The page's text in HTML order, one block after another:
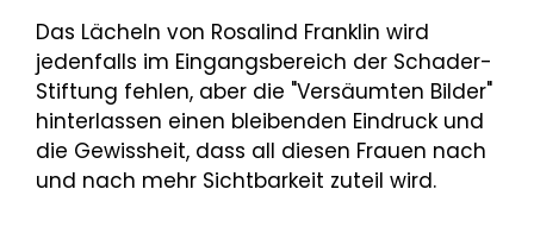
Das Lächeln von Rosalind Franklin wird
jedenfalls im Eingangsbereich der Schader-
Stiftung fehlen, aber die "Versäumten Bilder"
hinterlassen einen bleibenden Eindruck und
die Gewissheit, dass all diesen Frauen nach
und nach mehr Sichtbarkeit zuteil wird.